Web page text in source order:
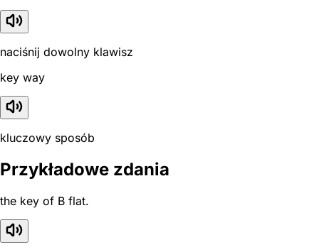
naciśnij dowolny klawisz
key way
kluczowy sposób
Przykładowe zdania
the key of B flat.